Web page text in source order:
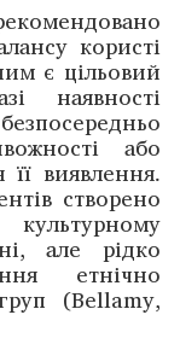
користі
є цільовий
наявності
або
її виявлення.
створено
але рідко
етнічно
(Bellamy,